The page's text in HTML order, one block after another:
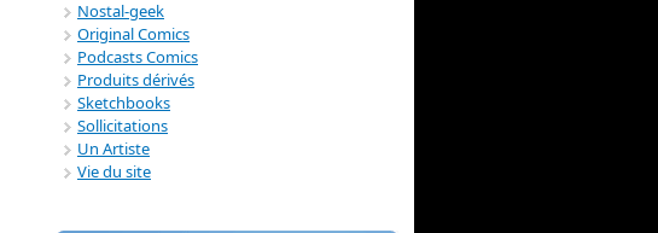
Nostal-geek
Original Comics
Podcasts Comics
Produits dérivés
Sketchbooks
Sollicitations
Un Artiste
Vie du site